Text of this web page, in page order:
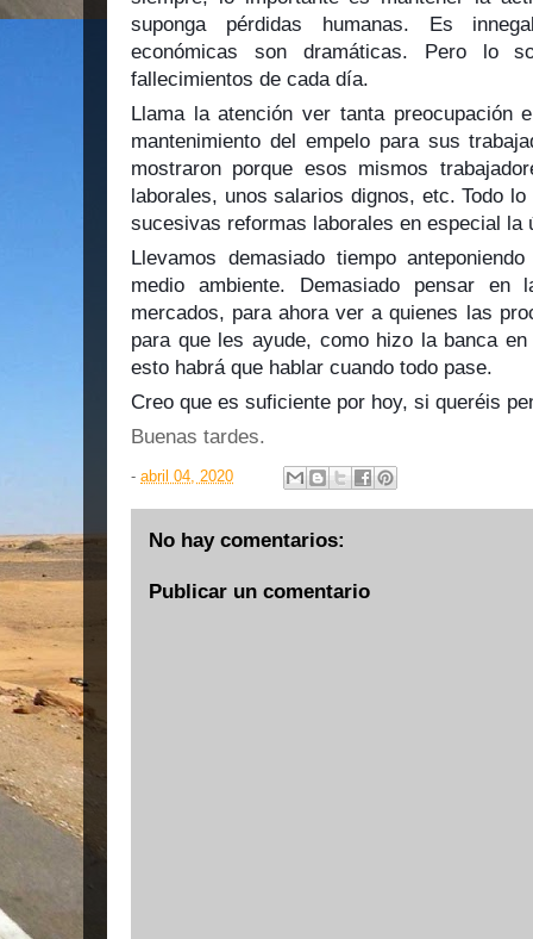
suponga pérdidas humanas. Es
económicas son dramáticas. Pero lo
fallecimientos de cada día.
Llama la atención ver tanta preocupación
mantenimiento del empelo para sus
mostraron porque esos mismos
laborales, unos salarios dignos, etc. Todo
sucesivas reformas laborales en especial la
Llevamos demasiado tiempo
medio ambiente. Demasiado pensar en
mercados, para ahora ver a quienes las
para que les ayude, como hizo la banca
esto habrá que hablar cuando todo pase.
Creo que es suficiente por hoy, si queréis
Buenas tardes.
- abril 04, 2020
No hay comentarios:
Publicar un comentario